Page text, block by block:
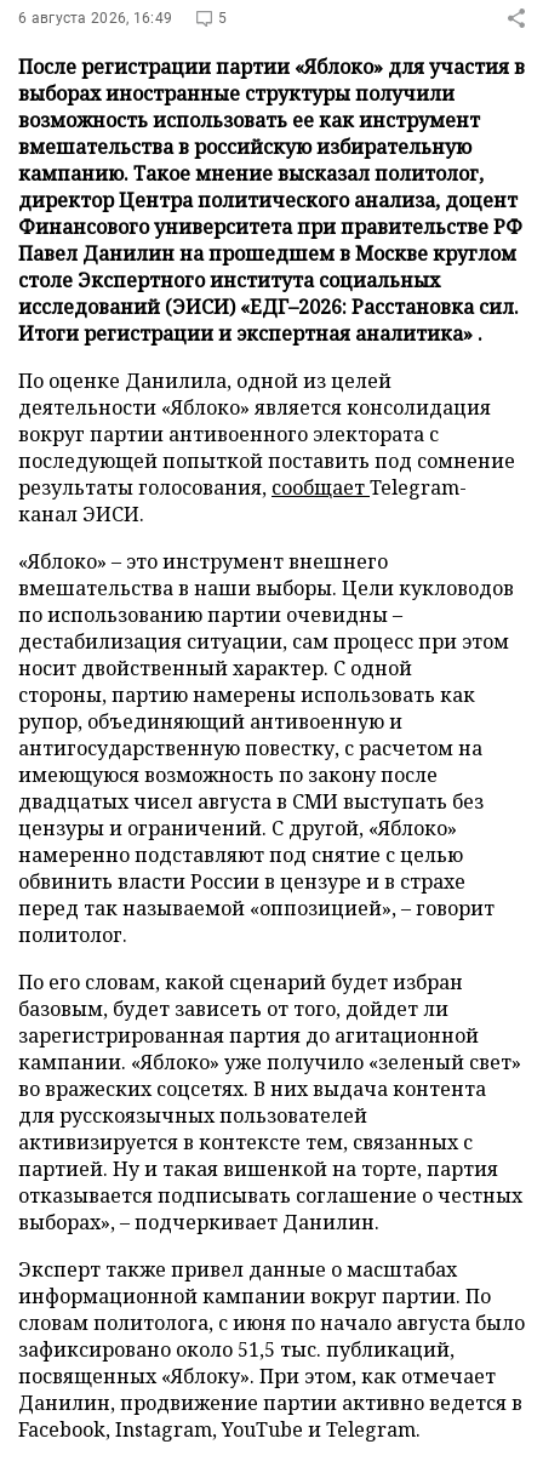
6 августа 2026, 16:49 5
После регистрации партии «Яблоко» для участия в
выборах иностранные структуры получили
возможность использовать ее как инструмент
вмешательства в российскую избирательную
кампанию. Такое мнение высказал политолог,
директор Центра политического анализа, доцент
Финансового университета при правительстве РФ
Павел Данилин на прошедшем в Москве круглом
столе Экспертного института социальных
исследований (ЭИСИ) «ЕДГ–2026: Расстановка сил.
Итоги регистрации и экспертная аналитика» .
По оценке Данилила, одной из целей
деятельности «Яблоко» является консолидация
вокруг партии антивоенного электората с
последующей попыткой поставить под сомнение
результаты голосования, сообщаетTelegram-
канал ЭИСИ.
«Яблоко» – это инструмент внешнего
вмешательства в наши выборы. Цели кукловодов
по использованию партии очевидны –
дестабилизация ситуации, сам процесс при этом
носит двойственный характер. С одной
стороны, партию намерены использовать как
рупор, объединяющий антивоенную и
антигосударственную повестку, с расчетом на
имеющуюся возможность по закону после
двадцатых чисел августа в СМИ выступать без
цензуры и ограничений. С другой, «Яблоко»
намеренно подставляют под снятие с целью
обвинить власти России в цензуре и в страхе
перед так называемой «оппозицией», – говорит
политолог.
По его словам, какой сценарий будет избран
базовым, будет зависеть от того, дойдет ли
зарегистрированная партия до агитационной
кампании. «Яблоко» уже получило «зеленый свет»
во вражеских соцсетях. В них выдача контента
для русскоязычных пользователей
активизируется в контексте тем, связанных с
партией. Ну и такая вишенкой на торте, партия
отказывается подписывать соглашение о честных
выборах», – подчеркивает Данилин.
Эксперт также привел данные о масштабах
информационной кампании вокруг партии. По
словам политолога, с июня по начало августа было
зафиксировано около 51,5 тыс. публикаций,
посвященных «Яблоку». При этом, как отмечает
Данилин, продвижение партии активно ведется в
Facebook, Instagram, YouTube и Telegram.